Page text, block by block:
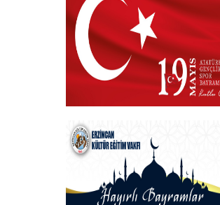
+
VAKIF BAŞKANIMIZDAN 19 MAYIS
MESAJI
+